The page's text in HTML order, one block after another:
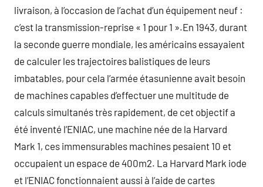
livraison, à l’occasion de l’achat d’un équipement neuf :
c’est la transmission-reprise « 1 pour 1 ».En 1943, durant
la seconde guerre mondiale, les américains essayaient
de calculer les trajectoires balistiques de leurs
imbatables, pour cela l’armée étasunienne avait besoin
de machines capables d’effectuer une multitude de
calculs simultanés très rapidement, de cet objectif a
été inventé l’ENIAC, une machine née de la Harvard
Mark 1, ces immensurables machines pesaient 10 et
occupaient un espace de 400m2. La Harvard Mark iode
et l’ENIAC fonctionnaient aussi à l’aide de cartes